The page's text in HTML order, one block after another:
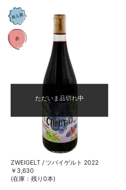
ただいま品切れ中
ZWEIGELT / ツバイゲルト 2022
￥3,630
(在庫：残り0本)